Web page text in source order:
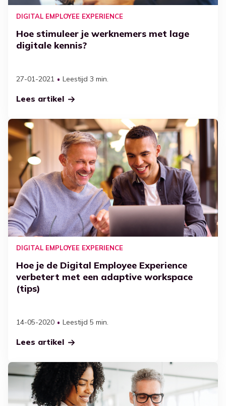
DIGITAL EMPLOYEE EXPERIENCE
Hoe stimuleer je werknemers met lage
digitale kennis?
27-01-2021 Leestijd 3 min.
Lees artikel
DIGITAL EMPLOYEE EXPERIENCE
Hoe je de Digital Employee Experience
verbetert met een adaptive workspace
(tips)
14-05-2020 Leestijd 5 min.
Lees artikel